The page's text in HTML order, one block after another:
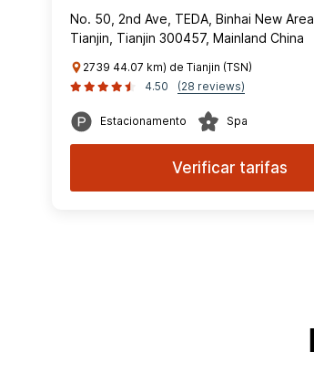
No. 50, 2nd Ave, TEDA, Binhai New Area
Tianjin, Tianjin 300457, Mainland China
2739 44.07 km) de Tianjin (TSN)
4.50
(28 reviews)
Estacionamento Spa
Verificar tarifas